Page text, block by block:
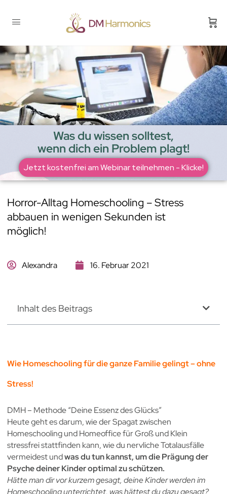
Was du wissen solltest,
wenn dich ein Problem plagt!
Jetzt kostenfrei am Webinar teilnehmen - Klicke!
Horror-Alltag Homeschooling – Stress
abbauen in wenigen Sekunden ist
möglich!
Alexandra 16. Februar 2021
Inhalt des Beitrags
Wie Homeschooling für die ganze Familie gelingt – ohne
Stress!
DMH – Methode “Deine Essenz des Glücks”
Heute geht es darum, wie der Spagat zwischen
Homeschooling und Homeoffice für Groß und Klein
stressfrei stattfinden kann, wie du nervliche Totalausfälle
vermeidest undwas du tun kannst, um die Prägung der
Psyche deiner Kinder optimal zu schützen.
Hätte man dir vor kurzem gesagt, deine Kinder werden im
Homeschooling unterrichtet, was hättest du dazu gesagt?